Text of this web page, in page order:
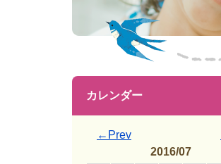
カレンダー
←Prev
2016/07